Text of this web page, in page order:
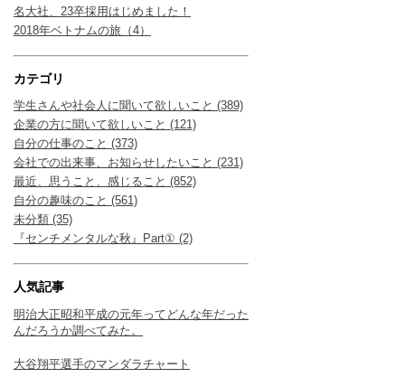
名大社、23卒採用はじめました！
2018年ベトナムの旅（4）
カテゴリ
学生さんや社会人に聞いて欲しいこと (389)
企業の方に聞いて欲しいこと (121)
自分の仕事のこと (373)
会社での出来事、お知らせしたいこと (231)
最近、思うこと、感じること (852)
自分の趣味のこと (561)
未分類 (35)
『センチメンタルな秋』Part① (2)
人気記事
明治大正昭和平成の元年ってどんな年だった
んだろうか調べてみた。
大谷翔平選手のマンダラチャート